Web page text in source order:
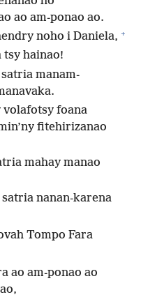
ao am-ponao ao.
noho i Daniela, +
tsy hainao!
manam-
volafotsy foana
fitehirizanao
mahay manao
nanan-karena
Tompo Fara
ao am-ponao ao